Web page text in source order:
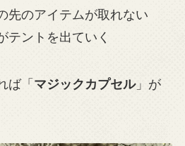
先のアイテムが取れない
テントを出ていく
ば「 マジックカプセル」が